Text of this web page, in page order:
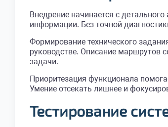
Внедрение начинается с
информации. Без точной
Формирование технического
руководстве. Описание маршрутов
задачи.
Приоритезация функционала
Умение отсекать лишнее и
Тестирование